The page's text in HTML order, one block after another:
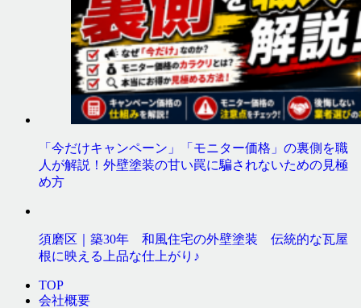
「今だけキャンペーン」「モニター価格」の裏側を職
人が解説！外壁塗装の甘い罠に騙されないための見極
め方
須磨区｜築30年 和風住宅の外壁塗装 伝統的な瓦屋
根に映える上品な仕上がり♪
TOP
会社概要